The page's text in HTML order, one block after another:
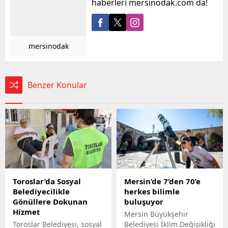
mersinodak
haberleri mersinodak.com da!
Benzer Konular
Toroslar’da Sosyal
Belediyecilikle
Gönüllere Dokunan
Hizmet
Toroslar Belediyesi, sosyal
Mersin’de 7’den 70’e
herkes bilimle
buluşuyor
Mersin Büyükşehir
Belediyesi İklim Değişikliği